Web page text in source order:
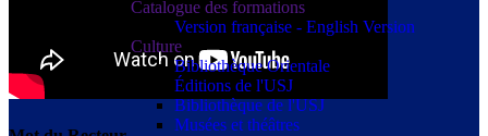
Catalogue des formations
Version française - English Version
Culture
Bibliothèque Orientale
Éditions de l'USJ
Bibliothèque de l'USJ
Musées et théâtres